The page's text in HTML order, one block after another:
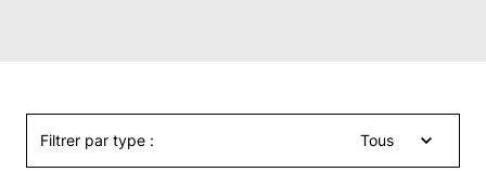
Filtrer par type : Tous